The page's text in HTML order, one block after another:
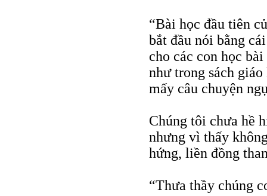
“Bài học đầu tiên
bắt đầu nói bằng
cho các con học
như trong sách
mấy câu chuyện
Chúng tôi chưa hề
nhưng vì thấy
hứng, liền đồng
“Thưa thầy chúng